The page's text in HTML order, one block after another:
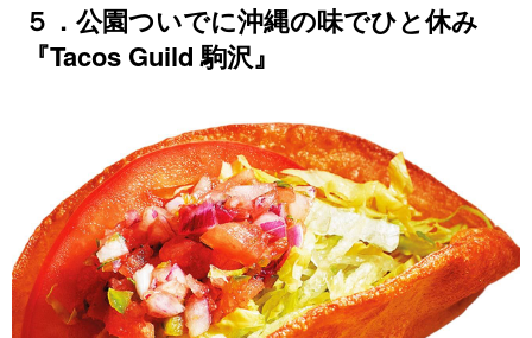
５．公園ついでに沖縄の味でひと休み
『Tacos Guild 駒沢』